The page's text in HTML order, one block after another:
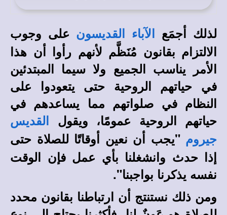
لذلك أجمَع الآباء القديسون على وجوب
الالتزام بقانون مُنَظَّم لأنهم رأوا أن هذا
الأمر يناسب الجميع ولا سيما المبتدئين
في حياتهم الروحية حتى يتعودوا على
النظام في صلواتهم مما يساعدهم في
حياتهم الروحية عمومًا، ويقول
القديس
جيروم "يجب أن نعين أوقاتًا للصلاة حتى
إذا حدث وانشغلنا بأي عمل فإن الوقت
نفسه يذكرنا بواجبنا".
ومن ذلك نستنتج أن ارتباطنا بقانون محدد